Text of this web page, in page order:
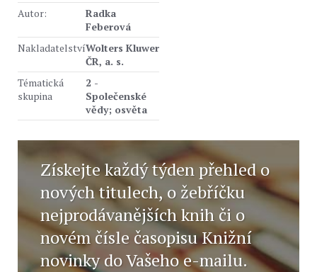
Autor:
Radka
Feberová
NakladatelstvíWolters Kluwer
ČR, a. s.
Tématická
skupina
2 -
Společenské
vědy; osvěta
Získejte každý týden přehled o
nových titulech, o žebříčku
nejprodávanějších knih či o
novém čísle časopisu Knižní
novinky do Vašeho e-mailu.